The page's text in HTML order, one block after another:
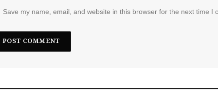
Save my name, email, and website in this browser for the next time I